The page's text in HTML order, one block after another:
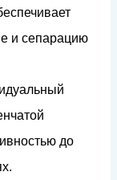
ет
е и сепарацию
идуальный
атой
ивностью до
х.